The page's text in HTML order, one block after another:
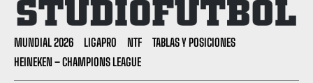
MUNDIAL 2026 LIGAPRO NTF
TABLAS Y POSICIONES
HEINEKEN – CHAMPIONS LEAGUE